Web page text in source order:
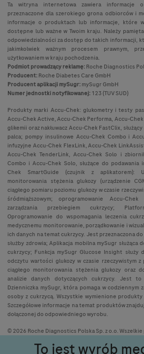
Ta witryna internetowa zawiera informacje
przeznaczone dla szerokiego grona odbiorców i
informacje o produktach lub informacje, które
dostępne lub ważne w Twoim kraju. Należy
odpowiedzialności za dostęp do takich informacji,
jakimkolwiek ważnym procesem prawnym,
użytkowaniem w kraju pochodzenia.
Podmiot prowadzący reklamę:Roche Diagnostics
Producent:Roche Diabetes Care GmbH
Producent aplikacji mySugr:mySugr GmbH
Numer jednostki notyfikowanej:123 (TUV SUD)
Produkty marki Accu-Chek: glukometry i testy
Accu-Chek Active, Accu-Chek Performa, Accu-Chek
glikemii oraz nakłuwacz Accu-Chek FastClix,
palca; pompy insulinowe Accu-Chek Combo i
infuzyjne Accu-Chek FlexLink, Accu-Chek
Accu-Chek TenderLink, Accu-Chek Solo i
Combo i Accu-Chek Solo, służące do podawania
Chek SmartGuide (czujnik z aplikatorem):
monitorowania stężenia glukozy (urządzenie
ciągłego pomiaru poziomu glukozy w czasie
śródmiąższowym; oprogramowanie Accu-
zarządzania przebiegiem cukrzycy;
Oprogramowanie do wspomagania leczenia
medycznemu monitorowanie, porządkowanie i
ich danych na temat cukrzycy. Jest przeznaczona
służby zdrowia; Aplikacja mobilna mySugr służąca
cukrzycy; Funkcja mySugr Glucose Insight służy
odczytu wartości glukozy w czasie rzeczywistym z
ciągłego monitorowania stężenia glukozy oraz
analizie danych dotyczących cukrzycy. Jest to
Dzienniczka mySugr, która pomaga w codziennym
osoby z cukrzycą. Wszystkie wymienione produkty
Szczegółowe informacje na temat produktów
dołączonej do odpowiedniego wyrobu.
© 2026 Roche Diagnostics Polska Sp. z o.o.
To jest wyrób